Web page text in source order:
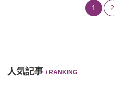
1 2
人気記事 / RANKING